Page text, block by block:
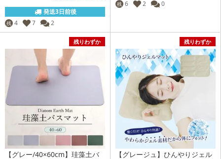
発送3日前後
残 4 7 2
残 6 2 0
残りわずか
【グレー/40×60cm】珪藻土バ
残りわずか
【グレージュ】ひんやりジェル